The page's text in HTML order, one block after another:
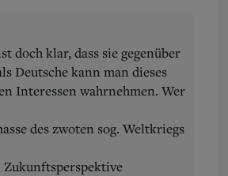
doch klar, dass sie gegenüber
Deutsche kann man dieses
Interessen wahrnehmen. Wer
des zwoten sog. Weltkriegs